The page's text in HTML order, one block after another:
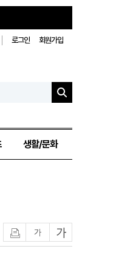
로그인 회원가입
생활/문화
작게글자크게